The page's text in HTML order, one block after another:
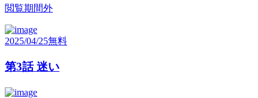
閲覧期間外
2025/04/25無料
第3話 迷い